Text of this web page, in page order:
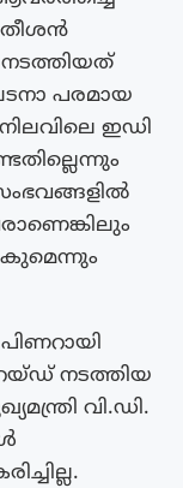
നടത്തിയത്
പരമായ
ഇഡി
നടത്തിയ
വി.ഡി.